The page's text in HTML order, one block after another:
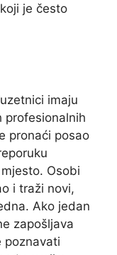
je često
imaju
profesionalnih
pronaći posao
Osobi
i traži novi,
Ako jedan
zapošljava
poznavati